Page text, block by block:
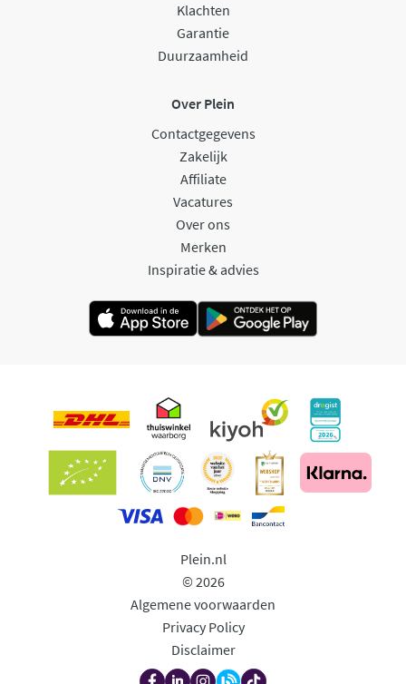
Klachten
Garantie
Duurzaamheid
Over Plein
Contactgegevens
Zakelijk
Affiliate
Vacatures
Over ons
Merken
Inspiratie & advies
Plein.nl
© 2026
Algemene voorwaarden
Privacy Policy
Disclaimer